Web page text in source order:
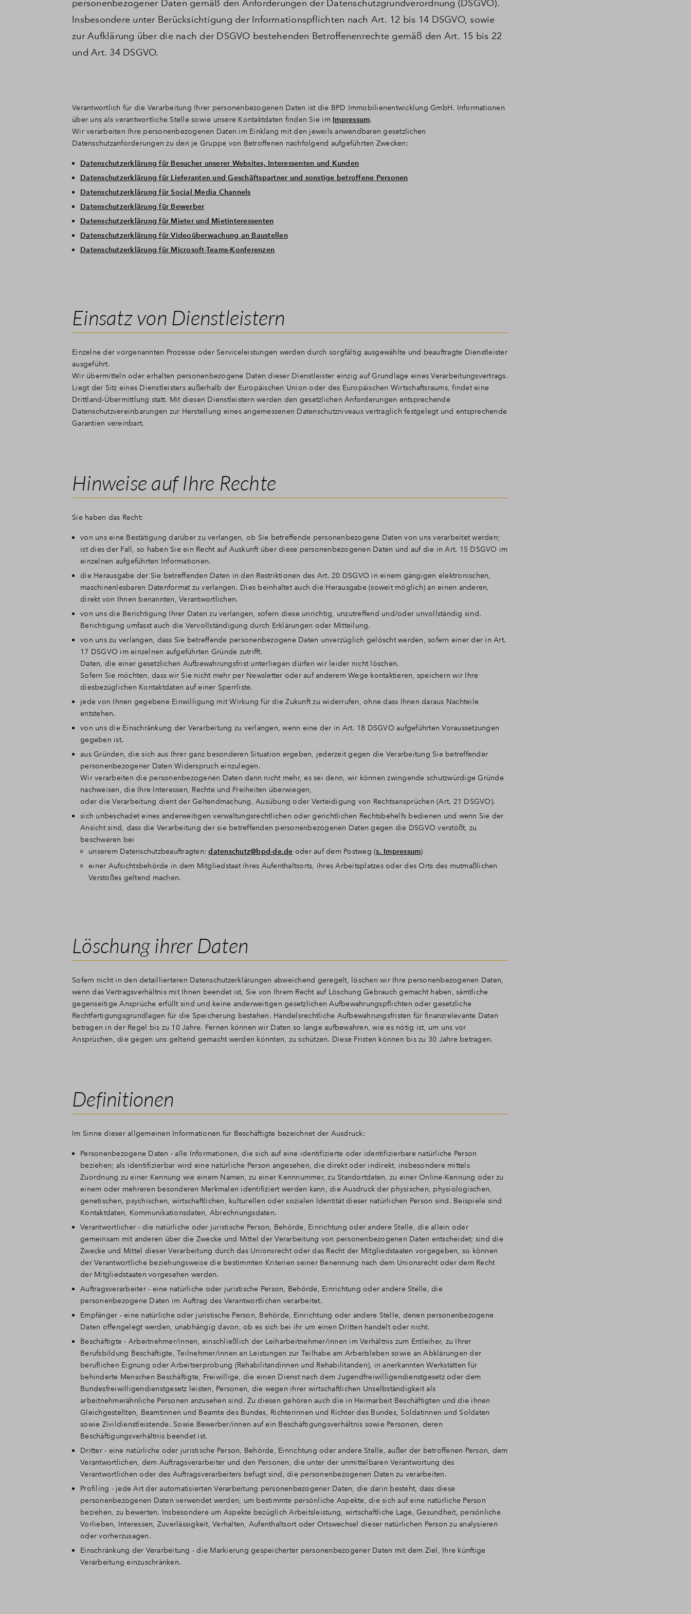
personenbezogener Daten gemäß den Anforderungen der Datenschutzgrundverordnung (DSGVO).
Insbesondere unter Berücksichtigung der Informationspflichten nach Art. 12 bis 14 DSGVO, sowie
zur Aufklärung über die nach der DSGVO bestehenden Betroffenenrechte gemäß den Art. 15 bis 22
und Art. 34 DSGVO.
Verantwortlich für die Verarbeitung Ihrer personenbezogenen Daten ist die BPD Immobilienentwicklung GmbH. Informationen
über uns als verantwortliche Stelle sowie unsere Kontaktdaten finden Sie im Impressum.
Wir verarbeiten Ihre personenbezogenen Daten im Einklang mit den jeweils anwendbaren gesetzlichen
Datenschutzanforderungen zu den je Gruppe von Betroffenen nachfolgend aufgeführten Zwecken:
Datenschutzerklärung für Besucher unserer Websites, Interessenten und Kunden
Datenschutzerklärung für Lieferanten und Geschäftspartner und sonstige betroffene Personen
Datenschutzerklärung für Social Media Channels
Datenschutzerklärung für Bewerber
Datenschutzerklärung für Mieter und Mietinteressenten
Datenschutzerklärung für Videoüberwachung an Baustellen
Datenschutzerklärung für Microsoft-Teams-Konferenzen
Einsatz von Dienstleistern
Einzelne der vorgenannten Prozesse oder Serviceleistungen werden durch sorgfältig ausgewählte und beauftragte Dienstleister
ausgeführt.
Wir übermitteln oder erhalten personenbezogene Daten dieser Dienstleister einzig auf Grundlage eines Verarbeitungsvertrags.
Liegt der Sitz eines Dienstleisters außerhalb der Europäischen Union oder des Europäischen Wirtschaftsraums, findet eine
Drittland-Übermittlung statt. Mit diesen Dienstleistern werden den gesetzlichen Anforderungen entsprechende
Datenschutzvereinbarungen zur Herstellung eines angemessenen Datenschutzniveaus vertraglich festgelegt und entsprechende
Garantien vereinbart.
Hinweise auf Ihre Rechte
Sie haben das Recht:
von uns eine Bestätigung darüber zu verlangen, ob Sie betreffende personenbezogene Daten von uns verarbeitet werden;
ist dies der Fall, so haben Sie ein Recht auf Auskunft über diese personenbezogenen Daten und auf die in Art. 15 DSGVO im
einzelnen aufgeführten Informationen.
die Herausgabe der Sie betreffenden Daten in den Restriktionen des Art. 20 DSGVO in einem gängigen elektronischen,
maschinenlesbaren Datenformat zu verlangen. Dies beinhaltet auch die Herausgabe (soweit möglich) an einen anderen,
direkt von Ihnen benannten, Verantwortlichen.
von uns die Berichtigung Ihrer Daten zu verlangen, sofern diese unrichtig, unzutreffend und/oder unvollständig sind.
Berichtigung umfasst auch die Vervollständigung durch Erklärungen oder Mitteilung.
von uns zu verlangen, dass Sie betreffende personenbezogene Daten unverzüglich gelöscht werden, sofern einer der in Art.
17 DSGVO im einzelnen aufgeführten Gründe zutrifft.
Daten, die einer gesetzlichen Aufbewahrungsfrist unterliegen dürfen wir leider nicht löschen.
Sofern Sie möchten, dass wir Sie nicht mehr per Newsletter oder auf anderem Wege kontaktieren, speichern wir Ihre
diesbezüglichen Kontaktdaten auf einer Sperrliste.
jede von Ihnen gegebene Einwilligung mit Wirkung für die Zukunft zu widerrufen, ohne dass Ihnen daraus Nachteile
entstehen.
von uns die Einschränkung der Verarbeitung zu verlangen, wenn eine der in Art. 18 DSGVO aufgeführten Voraussetzungen
gegeben ist.
aus Gründen, die sich aus Ihrer ganz besonderen Situation ergeben, jederzeit gegen die Verarbeitung Sie betreffender
personenbezogener Daten Widerspruch einzulegen.
Wir verarbeiten die personenbezogenen Daten dann nicht mehr, es sei denn, wir können zwingende schutzwürdige Gründe
nachweisen, die Ihre Interessen, Rechte und Freiheiten überwiegen,
oder die Verarbeitung dient der Geltendmachung, Ausübung oder Verteidigung von Rechtsansprüchen (Art. 21 DSGVO).
sich unbeschadet eines anderweitigen verwaltungsrechtlichen oder gerichtlichen Rechtsbehelfs bedienen und wenn Sie der
Ansicht sind, dass die Verarbeitung der sie betreffenden personenbezogenen Daten gegen die DSGVO verstößt, zu
beschweren bei
unserem Datenschutzbeauftragten:datenschutz@bpd-de.de oder auf dem Postweg (s. Impressum)
einer Aufsichtsbehörde in dem Mitgliedstaat ihres Aufenthaltsorts, ihres Arbeitsplatzes oder des Orts des mutmaßlichen
Verstoßes geltend machen.
Löschung ihrer Daten
Sofern nicht in den detaillierteren Datenschutzerklärungen abweichend geregelt, löschen wir Ihre personenbezogenen Daten,
wenn das Vertragsverhältnis mit Ihnen beendet ist, Sie von Ihrem Recht auf Löschung Gebrauch gemacht haben, sämtliche
gegenseitige Ansprüche erfüllt sind und keine anderweitigen gesetzlichen Aufbewahrungspflichten oder gesetzliche
Rechtfertigungsgrundlagen für die Speicherung bestehen. Handelsrechtliche Aufbewahrungsfristen für finanzrelevante Daten
betragen in der Regel bis zu 10 Jahre. Fernen können wir Daten so lange aufbewahren, wie es nötig ist, um uns vor
Ansprüchen, die gegen uns geltend gemacht werden könnten, zu schützen. Diese Fristen können bis zu 30 Jahre betragen.
Definitionen
Im Sinne dieser allgemeinen Informationen für Beschäftigte bezeichnet der Ausdruck:
Personenbezogene Daten - alle Informationen, die sich auf eine identifizierte oder identifizierbare natürliche Person
beziehen; als identifizierbar wird eine natürliche Person angesehen, die direkt oder indirekt, insbesondere mittels
Zuordnung zu einer Kennung wie einem Namen, zu einer Kennnummer, zu Standortdaten, zu einer Online-Kennung oder zu
einem oder mehreren besonderen Merkmalen identifiziert werden kann, die Ausdruck der physischen, physiologischen,
genetischen, psychischen, wirtschaftlichen, kulturellen oder sozialen Identität dieser natürlichen Person sind. Beispiele sind
Kontaktdaten, Kommunikationsdaten, Abrechnungsdaten.
Verantwortlicher - die natürliche oder juristische Person, Behörde, Einrichtung oder andere Stelle, die allein oder
gemeinsam mit anderen über die Zwecke und Mittel der Verarbeitung von personenbezogenen Daten entscheidet; sind die
Zwecke und Mittel dieser Verarbeitung durch das Unionsrecht oder das Recht der Mitgliedstaaten vorgegeben, so können
der Verantwortliche beziehungsweise die bestimmten Kriterien seiner Benennung nach dem Unionsrecht oder dem Recht
der Mitgliedstaaten vorgesehen werden.
Auftragsverarbeiter - eine natürliche oder juristische Person, Behörde, Einrichtung oder andere Stelle, die
personenbezogene Daten im Auftrag des Verantwortlichen verarbeitet.
Empfänger - eine natürliche oder juristische Person, Behörde, Einrichtung oder andere Stelle, denen personenbezogene
Daten offengelegt werden, unabhängig davon, ob es sich bei ihr um einen Dritten handelt oder nicht.
Beschäftigte - Arbeitnehmer/innen, einschließlich der Leiharbeitnehmer/innen im Verhältnis zum Entleiher, zu Ihrer
Berufsbildung Beschäftigte, Teilnehmer/innen an Leistungen zur Teilhabe am Arbeitsleben sowie an Abklärungen der
beruflichen Eignung oder Arbeitserprobung (Rehabilitandinnen und Rehabilitanden), in anerkannten Werkstätten für
behinderte Menschen Beschäftigte, Freiwillige, die einen Dienst nach dem Jugendfreiwilligendienstgesetz oder dem
Bundesfreiwilligendienstgesetz leisten, Personen, die wegen ihrer wirtschaftlichen Unselbständigkeit als
arbeitnehmerähnliche Personen anzusehen sind. Zu diesen gehören auch die in Heimarbeit Beschäftigten und die ihnen
Gleichgestellten, Beamtinnen und Beamte des Bundes, Richterinnen und Richter des Bundes, Soldatinnen und Soldaten
sowie Zivildienstleistende. Sowie Bewerber/innen auf ein Beschäftigungsverhältnis sowie Personen, deren
Beschäftigungsverhältnis beendet ist.
Dritter - eine natürliche oder juristische Person, Behörde, Einrichtung oder andere Stelle, außer der betroffenen Person, dem
Verantwortlichen, dem Auftragsverarbeiter und den Personen, die unter der unmittelbaren Verantwortung des
Verantwortlichen oder des Auftragsverarbeiters befugt sind, die personenbezogenen Daten zu verarbeiten.
Profiling - jede Art der automatisierten Verarbeitung personenbezogener Daten, die darin besteht, dass diese
personenbezogenen Daten verwendet werden, um bestimmte persönliche Aspekte, die sich auf eine natürliche Person
beziehen, zu bewerten. Insbesondere um Aspekte bezüglich Arbeitsleistung, wirtschaftliche Lage, Gesundheit, persönliche
Vorlieben, Interessen, Zuverlässigkeit, Verhalten, Aufenthaltsort oder Ortswechsel dieser natürlichen Person zu analysieren
oder vorherzusagen.
Einschränkung der Verarbeitung - die Markierung gespeicherter personenbezogener Daten mit dem Ziel, Ihre künftige
Verarbeitung einzuschränken.